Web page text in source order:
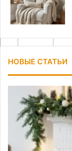
НОВЫЕ СТАТЬИ